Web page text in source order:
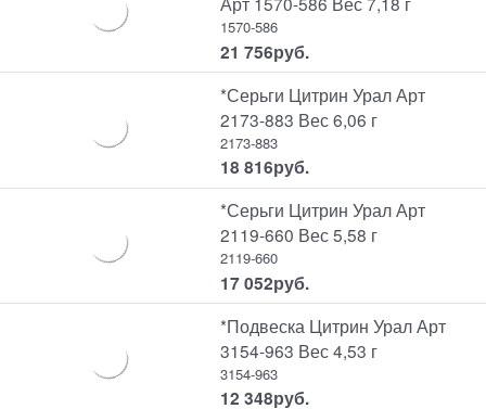
1570-586
21 756руб.
*Серьги Цитрин Урал Арт
2173-883 Вес 6,06 г
2173-883
18 816руб.
*Серьги Цитрин Урал Арт
2119-660 Вес 5,58 г
2119-660
17 052руб.
*Подвеска Цитрин Урал Арт
3154-963 Вес 4,53 г
3154-963
12 348руб.